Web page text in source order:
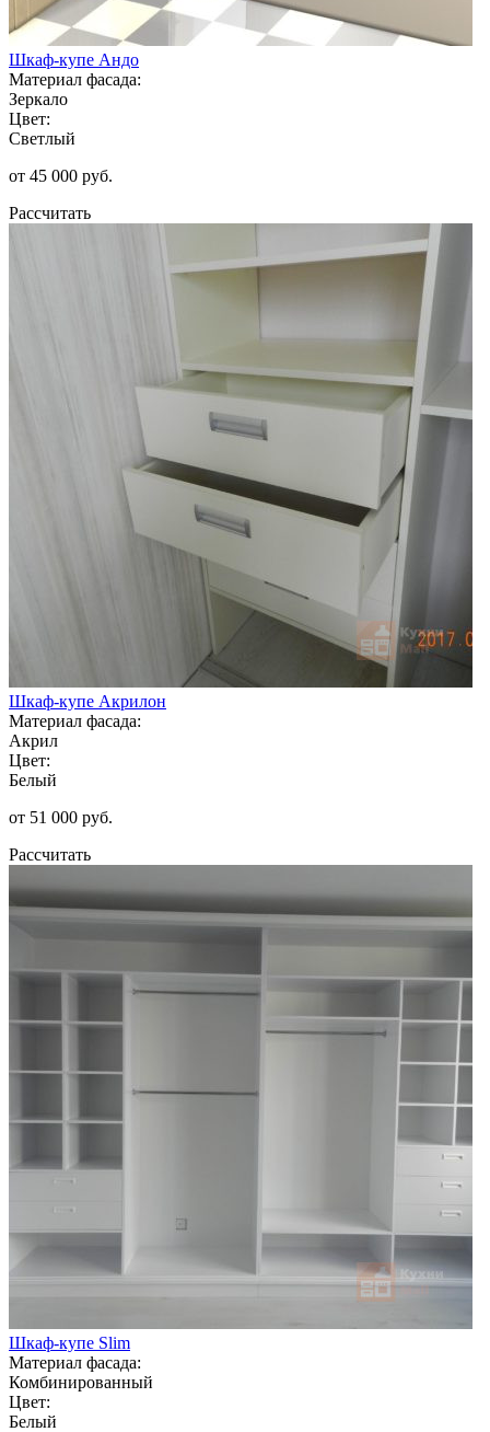
Шкаф-купе Андо
Материал фасада:
Зеркало
Цвет:
Светлый
от 45 000 руб.
Рассчитать
Шкаф-купе Акрилон
Материал фасада:
Акрил
Цвет:
Белый
от 51 000 руб.
Рассчитать
Шкаф-купе Slim
Материал фасада:
Комбинированный
Цвет:
Белый